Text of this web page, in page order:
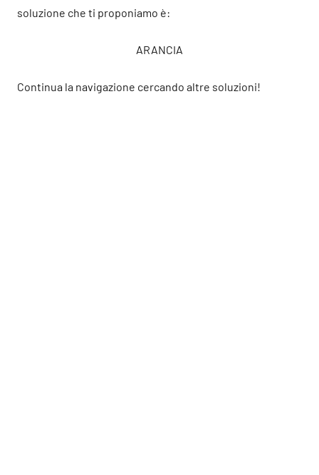
soluzione che ti proponiamo è:
ARANCIA
Continua la navigazione cercando altre soluzioni!